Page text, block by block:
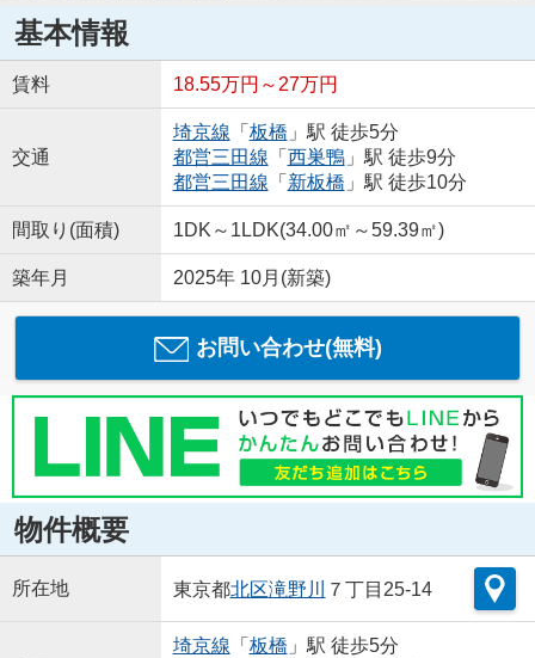
基本情報
賃料 18.55万円～27万円
交通
埼京線 「 板橋 」駅 徒歩5分
都営三田線 「 西巣鴨」駅 徒歩9分
都営三田線 「 新板橋 」駅 徒歩10分
間取り(面積) 1DK～1LDK(34.00㎡～59.39㎡)
築年月 2025年 10月(新築)
お問い合わせ(無料)
物件概要
所在地 東京都北区滝野川 ７丁目25-14
埼京線 「 板橋 」駅 徒歩5分